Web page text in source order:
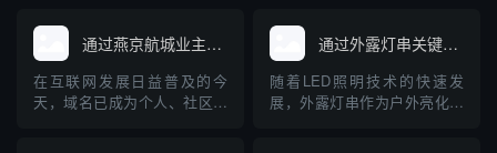
名，并探讨企业域名注册与保
护的重要性。通过具体案例，
普及企业开展网络布局、加强
品牌保护的科普知识，为中小
公司查询其域名，以及域名在
货运行业中的重要作用，帮助
企业和个人规范管理和查询域
名，提高网络安全意识。
通过燕京航城业主群查询域名
在互联网发展日益普及的今
天，域名已成为个人、社区、
通过外露灯串关键词查询到的域名
随着LED照明技术的快速发
展，外露灯串作为户外亮化工